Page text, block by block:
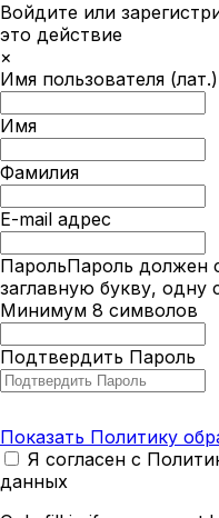
Войдите или
это действие
×
Имя пользователя (лат.)
Имя
Фамилия
E-mail адрес
ПарольПароль должен
заглавную букву,
Минимум 8 символов
Подтвердить Пароль
Показать Политику
Я согласен с
данных